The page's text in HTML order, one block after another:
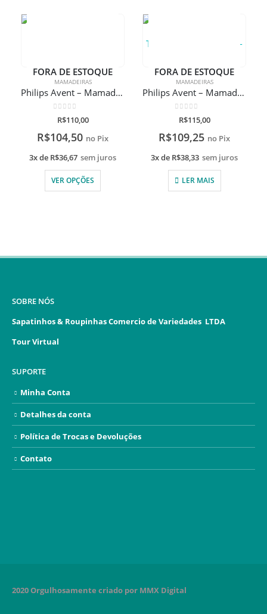
FORA DE ESTOQUE
MAMADEIRAS
Philips Avent – Mamadeira Pétala 125ml – Sistema Anticólica
de 5
R$110,00
R$104,50 no Pix
3x de R$36,67 sem juros
VER OPÇÕES
FORA DE ESTOQUE
MAMADEIRAS
Philips Avent – Mamadeira Transparente – 260 Ml – Pétala
de 5
R$115,00
R$109,25 no Pix
3x de R$38,33 sem juros
LER MAIS
SOBRE NÓS
Sapatinhos & Roupinhas Comercio de Variedades LTDA
Tour Virtual
SUPORTE
Minha Conta
Detalhes da conta
Política de Trocas e Devoluções
Contato
2020 Orgulhosamente criado por MMX Digital